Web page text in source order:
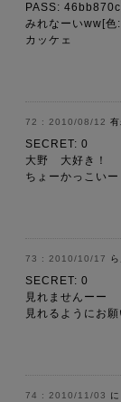
PASS:
みれなーいww[
カッケェ
2010/08/12 有
SECRET: 0
大野 大好き！
ちょーかっこいー
2010/10/17 ら
SECRET: 0
見れませんーー
見れるようにお願
2010/11/03 に